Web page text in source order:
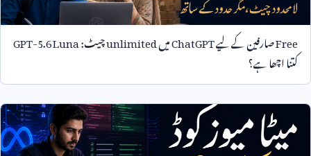
Freeصارفین کے لیےChatGPTمیںunlimitedچیٹ:GPT-5.6 Luna
کتنا اچھا ہے؟